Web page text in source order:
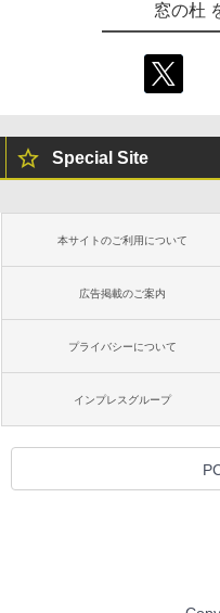
窓の杜
Special Site
本サイトのご利用について
広告掲載のご案内
プライバシーについて
インプレスグループ